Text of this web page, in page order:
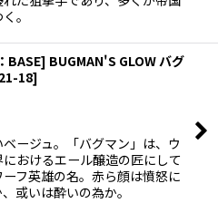
。
BASE] BUGMAN'S GLOW バグ
21-18]
ージュ。「バグマン」は、ウ
おけるエール醸造の匠にして
フ英雄の名。赤ら顔は憤怒に
或いは酔いの為か。